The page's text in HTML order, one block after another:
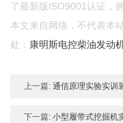
了最新版ISO9001认证，
本文来自网络，不代表本
处： 康明斯电控柴油发动
上一篇: 通信原理实验实训
下一篇: 小型履带式挖掘机